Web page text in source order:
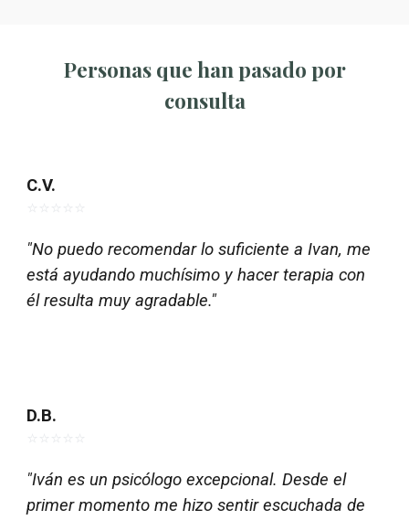
Personas que han pasado por
consulta
C.V.
"No puedo recomendar lo suficiente a Ivan, me
está ayudando muchísimo y hacer terapia con
él resulta muy agradable."
D.B.
"Iván es un psicólogo excepcional. Desde el
primer momento me hizo sentir escuchada de